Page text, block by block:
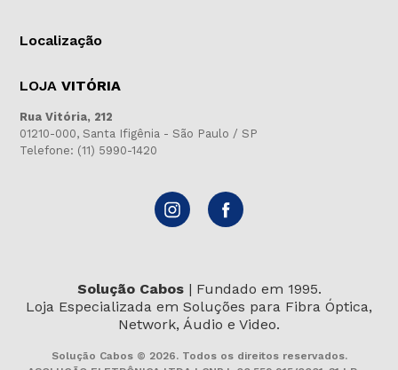
Localização
LOJA VITÓRIA
Rua Vitória, 212
01210-000, Santa Ifigênia - São Paulo / SP
Telefone: (11) 5990-1420
Solução Cabos| Fundado em 1995.
Loja Especializada em Soluções para Fibra Óptica,
Network, Áudio e Video.
Solução Cabos © 2026. Todos os direitos reservados.